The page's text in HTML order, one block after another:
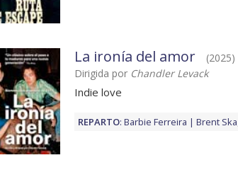
La ironía del amor
(2025)
Dirigida por Chandler Levack
Indie love
REPARTO: Barbie Ferreira Brent